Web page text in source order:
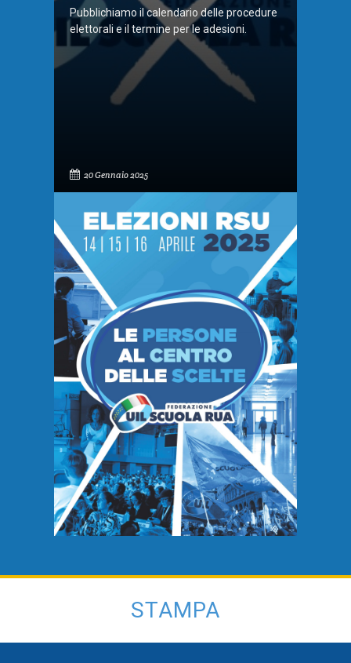
Pubblichiamo il calendario delle procedure
elettorali e il termine per le adesioni.
20 Gennaio 2025
STAMPA